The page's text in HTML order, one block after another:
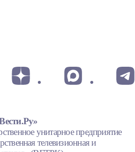
унитарное предприятие
телевизионная и